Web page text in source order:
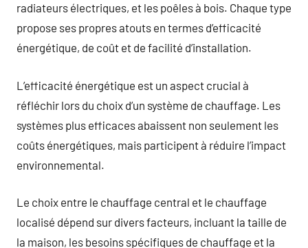
radiateurs électriques, et les poêles à bois. Chaque type
propose ses propres atouts en termes d’efficacité
énergétique, de coût et de facilité d’installation.
L’efficacité énergétique est un aspect crucial à
réfléchir lors du choix d’un système de chauffage. Les
systèmes plus efficaces abaissent non seulement les
coûts énergétiques, mais participent à réduire l’impact
environnemental.
Le choix entre le chauffage central et le chauffage
localisé dépend sur divers facteurs, incluant la taille de
la maison, les besoins spécifiques de chauffage et la